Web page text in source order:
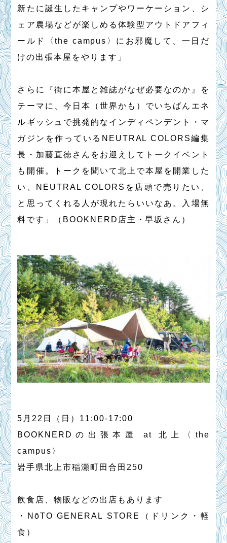
新たに誕生したキャンプやワーケーション、シ
ェア農場などが楽しめる体験型アウトドアフィ
ールド〈the campus〉にお邪魔して、一日だ
けの出張本屋をやります」
さらに『街に本屋と雑誌がなぜ必要なのか』を
テーマに、今日本（世界かも）でいちばんエネ
ルギッシュで挑発的なインディペンデント・マ
ガジンを作っているNEUTRAL COLORS編集
長・加藤直徳さんをお迎えしてトークイベント
も開催。トークを聞いて北上で本屋を開業した
い、NEUTRAL COLORSを店頭で売りたい、
と思ってくれる人が現れたらいいなあ。入場無
料です」（BOOKNERD店主・早坂さん）
5月22日（日）11:00-17:00
BOOKNERDの出張本屋 at 北上〈the
campus〉
岩手県北上市稲瀬町田合田250
飲食店、物販などの出店もあります
・NōTO GENERAL STORE（ドリンク・軽
食）